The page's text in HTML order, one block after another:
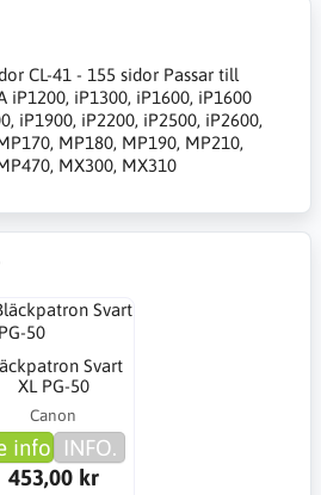
CL-41 - 155 sidor Passar till
iP1200, iP1300, iP1600, iP1600
iP1900, iP2200, iP2500, iP2600,
MP180, MP190, MP210,
MX300, MX310
Svart
XL PG-50
Canon
info INFO.
453,00 kr